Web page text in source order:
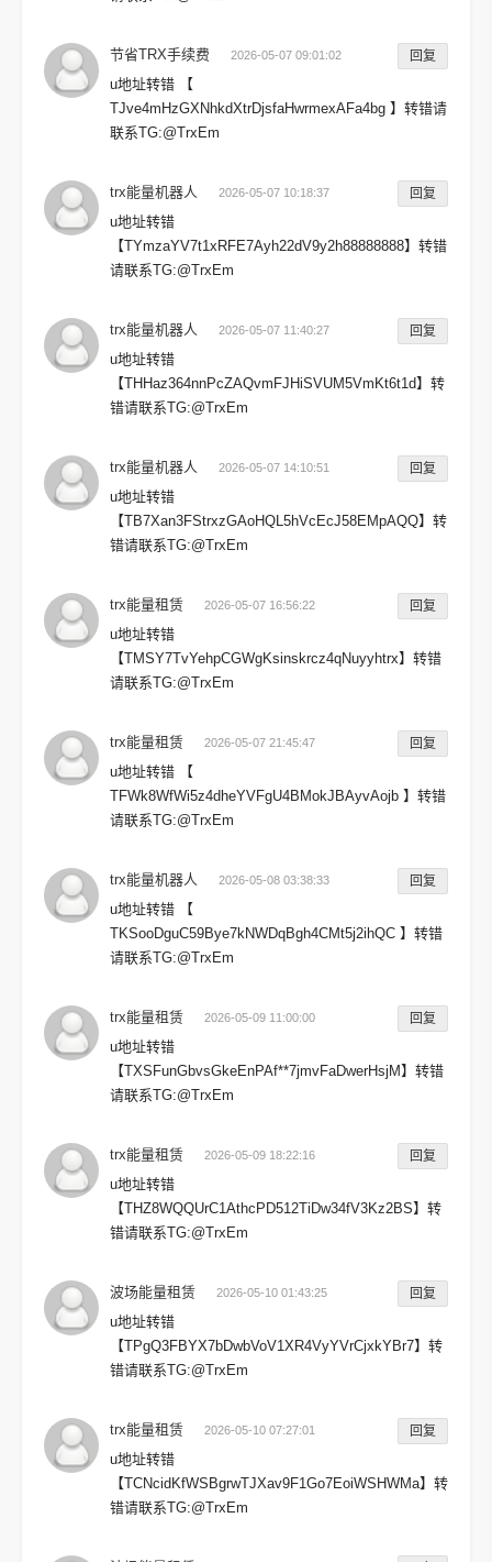
节省TRX手续费 2026-05-07 09:01:02 回复
u地址转错 【
TJve4mHzGXNhkdXtrDjsfaHwrmexAFa4bg 】转错请
联系TG:@TrxEm
trx能量机器人 2026-05-07 10:18:37 回复
u地址转错
【TYmzaYV7t1xRFE7Ayh22dV9y2h88888888】转错
请联系TG:@TrxEm
trx能量机器人 2026-05-07 11:40:27 回复
u地址转错
【THHaz364nnPcZAQvmFJHiSVUM5VmKt6t1d】转
错请联系TG:@TrxEm
trx能量机器人 2026-05-07 14:10:51 回复
u地址转错
【TB7Xan3FStrxzGAoHQL5hVcEcJ58EMpAQQ】转
错请联系TG:@TrxEm
trx能量租赁 2026-05-07 16:56:22 回复
u地址转错
【TMSY7TvYehpCGWgKsinskrcz4qNuyyhtrx】转错
请联系TG:@TrxEm
trx能量租赁 2026-05-07 21:45:47 回复
u地址转错 【
TFWk8WfWi5z4dheYVFgU4BMokJBAyvAojb 】转错
请联系TG:@TrxEm
trx能量机器人 2026-05-08 03:38:33 回复
u地址转错 【
TKSooDguC59Bye7kNWDqBgh4CMt5j2ihQC 】转错
请联系TG:@TrxEm
trx能量租赁 2026-05-09 11:00:00 回复
u地址转错
【TXSFunGbvsGkeEnPAf**7jmvFaDwerHsjM】转错
请联系TG:@TrxEm
trx能量租赁 2026-05-09 18:22:16 回复
u地址转错
【THZ8WQQUrC1AthcPD512TiDw34fV3Kz2BS】转
错请联系TG:@TrxEm
波场能量租赁 2026-05-10 01:43:25 回复
u地址转错
【TPgQ3FBYX7bDwbVoV1XR4VyYVrCjxkYBr7】转
错请联系TG:@TrxEm
trx能量租赁 2026-05-10 07:27:01 回复
u地址转错
【TCNcidKfWSBgrwTJXav9F1Go7EoiWSHWMa】转
错请联系TG:@TrxEm